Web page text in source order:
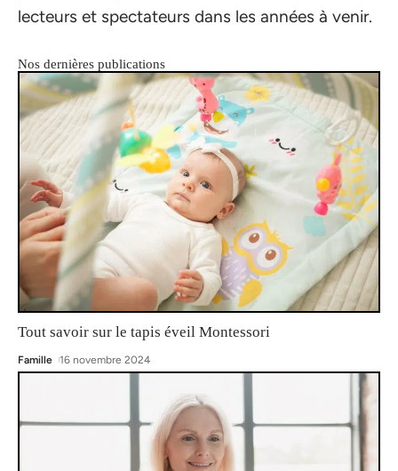
lecteurs et spectateurs dans les années à venir.
Nos dernières publications
Tout savoir sur le tapis éveil Montessori
Famille 16 novembre 2024